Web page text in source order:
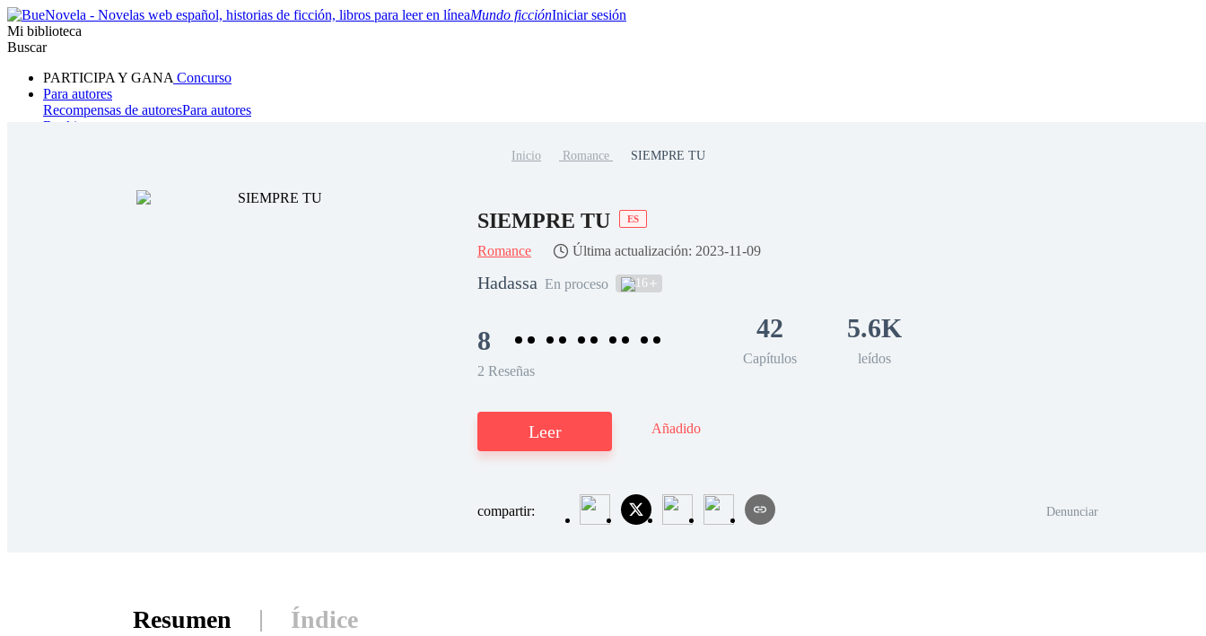
Mundo ficciónIniciar sesión
Mi biblioteca
Buscar
PARTICIPA Y GANA Concurso
Para autores
Recompensas de autoresPara autores
Ranking
Hombre lobo MafiaSistemaFantasía
Inicio Romance SIEMPRE TU
SIEMPRE TU ES
Romance Última actualización: 2023-11-09
Hadassa En proceso 16
8
2 Reseñas
42
Capítulos
5.6K
leídos
Leer Añadido
compartir: Denunciar
Resumen Índice